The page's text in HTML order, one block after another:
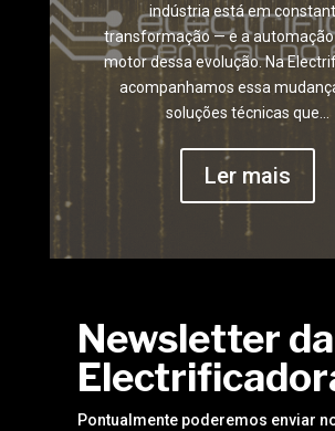
indústria está em
transformação — e a automação
motor dessa evolução. Na
acompanhamos essa
soluções técnicas que...
Ler mais
Newsletter da
Pontualmente poderemos enviar